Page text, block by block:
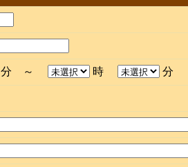
分 ～ 時 分